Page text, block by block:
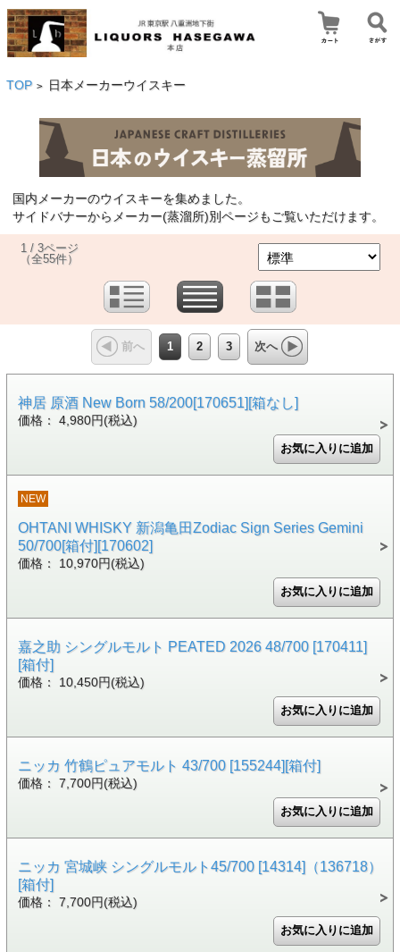
TOP > 日本メーカーウイスキー
国内メーカーのウイスキーを集めました。
サイドバナーからメーカー(蒸溜所)別ページもご覧いただけます。
1 / 3ページ
（全55件）
前へ 1 2 3 次へ
神居 原酒 New Born 58/200[170651][箱なし]
価格： 4,980円(税込)
NEW
OHTANI WHISKY 新潟亀田Zodiac Sign Series Gemini
50/700[箱付][170602]
価格： 10,970円(税込)
嘉之助 シングルモルト PEATED 2026 48/700 [170411]
[箱付]
価格： 10,450円(税込)
ニッカ 竹鶴ピュアモルト 43/700 [155244][箱付]
価格： 7,700円(税込)
ニッカ 宮城峡 シングルモルト45/700 [14314]（136718）
[箱付]
価格： 7,700円(税込)